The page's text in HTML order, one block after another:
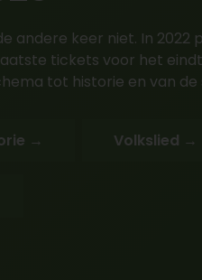
andere keer niet. In
tickets voor het
tot historie en van
→ Volkslied →